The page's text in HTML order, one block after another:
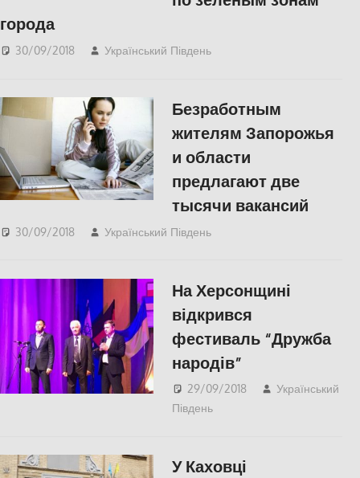
города
30/09/2018 Український Південь
Безработным
жителям Запорожья
и области
предлагают две
тысячи вакансий
30/09/2018 Український Південь
На Херсонщині
відкрився
фестиваль “Дружба
народів”
29/09/2018
Український
Південь
У Каховці